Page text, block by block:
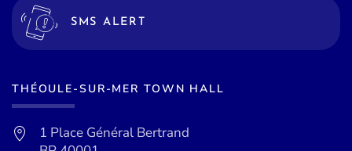
SMS ALERT
THÉOULE-SUR-MER TOWN HALL
1 Place Général Bertrand